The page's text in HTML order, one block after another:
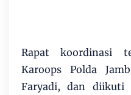
Rapat koordinasi
Karoops Polda
Faryadi, dan diikuti